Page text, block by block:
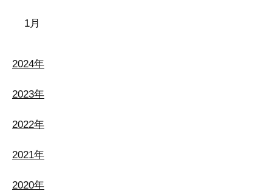
1月
2024年
2023年
2022年
2021年
2020年